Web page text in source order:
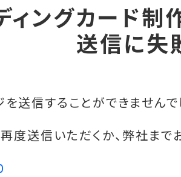
ィングカード
送信に失
送信することができませんで
度送信いただくか、弊社まで